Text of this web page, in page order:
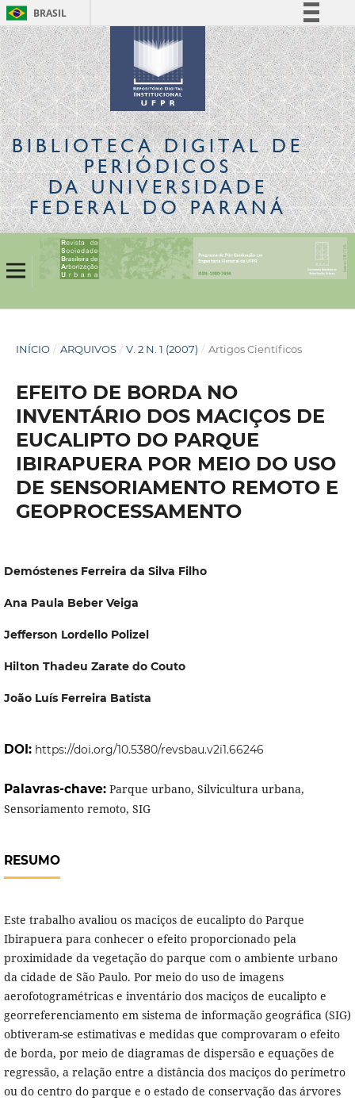
BRASIL
Simplifique!
Comunica BR
Participe
Acesso à informação
Legislação
Canais
BIBLIOTECA DIGITALDE
PERIÓDICOS
DA UNIVERSIDADE
FEDERAL DO PARANÁ
INÍCIO / ARQUIVOS / V. 2 N. 1 (2007) / Artigos Científicos
EFEITO DE BORDA NO
INVENTÁRIO DOS MACIÇOS DE
EUCALIPTO DO PARQUE
IBIRAPUERA POR MEIO DO USO
DE SENSORIAMENTO REMOTO E
GEOPROCESSAMENTO
Demóstenes Ferreira da Silva Filho
Ana Paula Beber Veiga
Jefferson Lordello Polizel
Hilton Thadeu Zarate do Couto
João Luís Ferreira Batista
DOI: https://doi.org/10.5380/revsbau.v2i1.66246
Palavras-chave: Parque urbano, Silvicultura urbana,
Sensoriamento remoto, SIG
RESUMO
Este trabalho avaliou os maciços de eucalipto do Parque
Ibirapuera para conhecer o efeito proporcionado pela
proximidade da vegetação do parque com o ambiente urbano
da cidade de São Paulo. Por meio do uso de imagens
aerofotogramétricas e inventário dos maciços de eucalipto e
georreferenciamento em sistema de informação geográfica (SIG)
obtiveram-se estimativas e medidas que comprovaram o efeito
de borda, por meio de diagramas de dispersão e equações de
regressão, a relação entre a distância dos maciços do perímetro
ou do centro do parque e o estado de conservação das árvores